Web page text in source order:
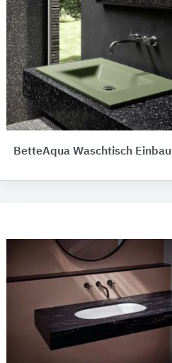
BetteAqua Waschtisch Einbau